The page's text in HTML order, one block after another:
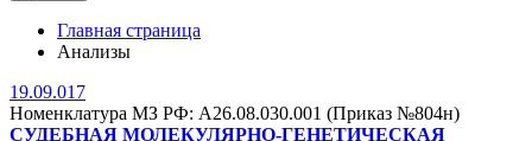
Главная страница
Анализы
19.09.017
Номенклатура МЗ РФ: A26.08.030.001 (Приказ №804н)
СУДЕБНАЯ МОЛЕКУЛЯРНО-ГЕНЕТИЧЕСКАЯ